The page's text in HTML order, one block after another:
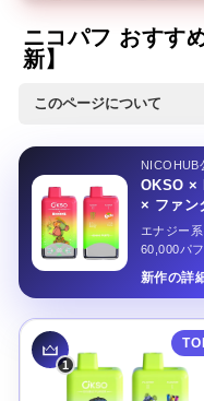
ニコパフ おすす
新】
このページについて
キング形式でご紹介し
の中から、フレーバー
ったりの1本を見つけて
ータをもとにリアルタ
コパフは20歳以上の方
NICOHUB
OKSO ×
× ファン
エナジー
60,000パ
新作の詳